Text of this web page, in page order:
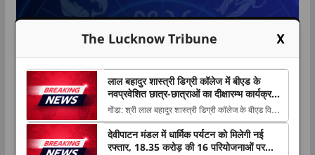
The Lucknow Tribune X
लाल बहादुर शास्त्री डिग्री कॉलेज में बीएड के
नवप्रवेशित छात्र-छात्राओं का दीक्षारम्भ कार्यक्रम,
भावी शिक्षकों को दिलाई जिम्मेदारी का अहसास
गोंडा: श्री लाल बहादुर शास्त्री डिग्री कॉलेज के बीएड विभाग
में 7 अगस्त 2026 को सत्र 2026-28 के नवप्रवेशित
छात्राध्यापक The post लाल बहादुर शास्त्री डिग्री कॉलेज
देवीपाटन मंडल में धार्मिक पर्यटन को मिलेगी नई
रफ्तार, 18.35 करोड़ की 16 परियोजनाओं पर